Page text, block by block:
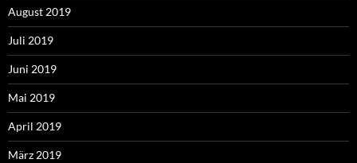
August 2019
Juli 2019
Juni 2019
Mai 2019
April 2019
März 2019